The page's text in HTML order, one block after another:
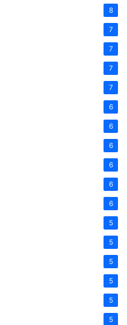
8
7
7
7
7
6
6
6
6
6
6
5
5
5
5
5
5